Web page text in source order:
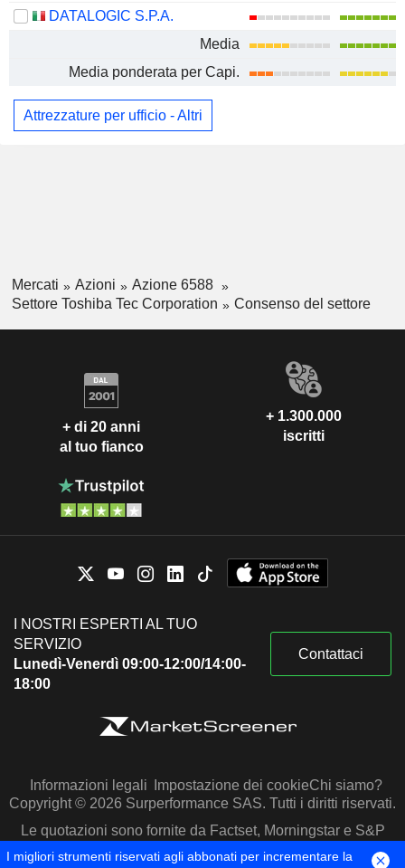
DATALOGIC S.P.A.
Media
Media ponderata per Capi.
Attrezzature per ufficio - Altri
Mercati Azioni
Azione 6588
Settore Toshiba Tec Corporation
Consenso del settore
+ di 20 anni
al tuo fianco
+ 1.300.000
iscritti
I NOSTRI ESPERTI AL TUO
SERVIZIO
Lunedì-Venerdì 09:00-12:00/14:00-
18:00
Contattaci
Informazioni legali Impostazione dei cookieChi siamo?
Copyright © 2026 Surperformance SAS. Tutti i diritti riservati.
Le quotazioni sono fornite da Factset, Morningstar e S&P
Capital IQ
I migliori strumenti riservati agli abbonati per incrementare la